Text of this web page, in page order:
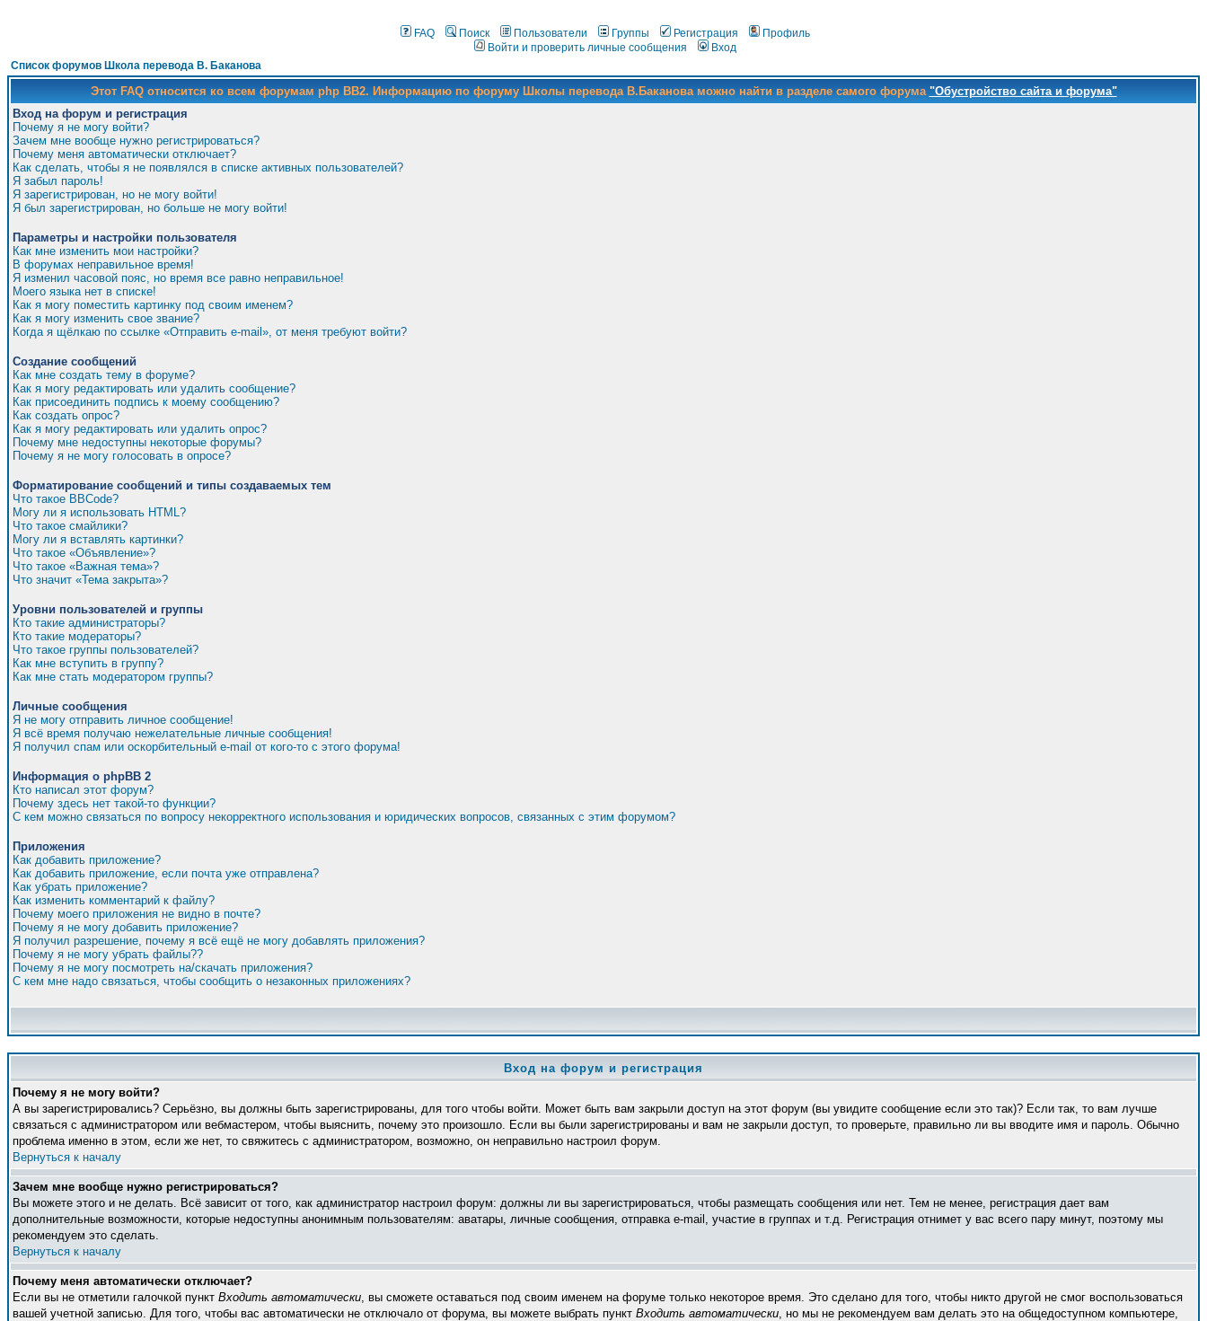
FAQ Поиск Пользователи Группы Регистрация
Профиль
Войти и проверить личные сообщения
Вход
Список форумов Школа перевода В. Баканова
Этот FAQ относится ко всем форумам php BB2. Информацию по форуму Школы перевода В.Баканова можно найти в разделе самого форума "Обустройство сайта и форума"
Вход на форум и регистрация
Почему я не могу войти?
Зачем мне вообще нужно регистрироваться?
Почему меня автоматически отключает?
Как сделать, чтобы я не появлялся в списке активных пользователей?
Я забыл пароль!
Я зарегистрирован, но не могу войти!
Я был зарегистрирован, но больше не могу войти!
Параметры и настройки пользователя
Как мне изменить мои настройки?
В форумах неправильное время!
Я изменил часовой пояс, но время все равно неправильное!
Моего языка нет в списке!
Как я могу поместить картинку под своим именем?
Как я могу изменить свое звание?
Когда я щёлкаю по ссылке «Отправить e-mail», от меня требуют войти?
Создание сообщений
Как мне создать тему в форуме?
Как я могу редактировать или удалить сообщение?
Как присоединить подпись к моему сообщению?
Как создать опрос?
Как я могу редактировать или удалить опрос?
Почему мне недоступны некоторые форумы?
Почему я не могу голосовать в опросе?
Форматирование сообщений и типы создаваемых тем
Что такое BBCode?
Могу ли я использовать HTML?
Что такое смайлики?
Могу ли я вставлять картинки?
Что такое «Объявление»?
Что такое «Важная тема»?
Что значит «Тема закрыта»?
Уровни пользователей и группы
Кто такие администраторы?
Кто такие модераторы?
Что такое группы пользователей?
Как мне вступить в группу?
Как мне стать модератором группы?
Личные сообщения
Я не могу отправить личное сообщение!
Я всё время получаю нежелательные личные сообщения!
Я получил спам или оскорбительный e-mail от кого-то с этого форума!
Информация о phpBB 2
Кто написал этот форум?
Почему здесь нет такой-то функции?
С кем можно связаться по вопросу некорректного использования и юридических вопросов, связанных с этим форумом?
Приложения
Как добавить приложение?
Как добавить приложение, если почта уже отправлена?
Как убрать приложение?
Как изменить комментарий к файлу?
Почему моего приложения не видно в почте?
Почему я не могу добавить приложение?
Я получил разрешение, почему я всё ещё не могу добавлять приложения?
Почему я не могу убрать файлы??
Почему я не могу посмотреть на/скачать приложения?
С кем мне надо связаться, чтобы сообщить о незаконных приложениях?
Вход на форум и регистрация
Почему я не могу войти?
А вы зарегистрировались? Серьёзно, вы должны быть зарегистрированы, для того чтобы войти. Может быть вам закрыли доступ на этот форум (вы увидите сообщение если это так)? Если так, то вам лучше
связаться с администратором или вебмастером, чтобы выяснить, почему это произошло. Если вы были зарегистрированы и вам не закрыли доступ, то проверьте, правильно ли вы вводите имя и пароль. Обычно
проблема именно в этом, если же нет, то свяжитесь с администратором, возможно, он неправильно настроил форум.
Вернуться к началу
Зачем мне вообще нужно регистрироваться?
Вы можете этого и не делать. Всё зависит от того, как администратор настроил форум: должны ли вы зарегистрироваться, чтобы размещать сообщения или нет. Тем не менее, регистрация дает вам
дополнительные возможности, которые недоступны анонимным пользователям: аватары, личные сообщения, отправка e-mail, участие в группах и т.д. Регистрация отнимет у вас всего пару минут, поэтому мы
рекомендуем это сделать.
Вернуться к началу
Почему меня автоматически отключает?
Если вы не отметили галочкой пункт Входить автоматически, вы сможете оставаться под своим именем на форуме только некоторое время. Это сделано для того, чтобы никто другой не смог воспользоваться
вашей учетной записью. Для того, чтобы вас автоматически не отключало от форума, вы можете выбрать пункт Входить автоматически, но мы не рекомендуем вам делать это на общедоступном компьютере,